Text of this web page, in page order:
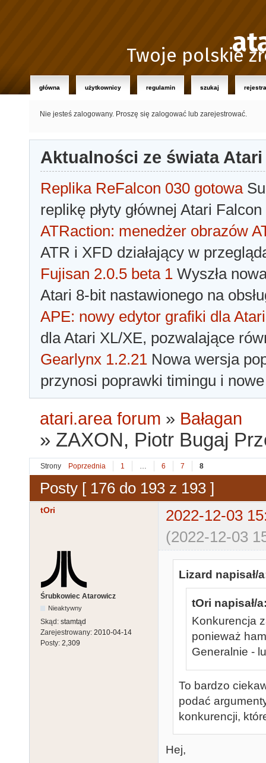
Twoje polskie
główna użytkownicy regulamin szukaj
Nie jesteś zalogowany. Proszę się zalogować lub zarejestrować.
Aktualności ze świata Atari
Replika ReFalcon 030 gotowa
replikę płyty głównej Atari
ATRaction: menedżer obrazów
ATR i XFD działający w
Fujisan 2.0.5 beta 1 Wyszła
Atari 8-bit nastawionego na
APE: nowy edytor grafiki dla Atari
dla Atari XL/XE, pozwalające
Gearlynx 1.2.21 Nowa wersja
przynosi poprawki timingu i
atari.area forum » Bałagan
» ZAXON, Piotr Bugaj
Strony Poprzednia 1 … 6 7 8
Posty [ 176 do 193 z 193 ]
tOri
2022-12-03
(2022-12-03
Śrubkowiec Atarowicz
Nieaktywny
Skąd: stamtąd
Zarejestrowany: 2010-04-14
Posty: 2,309
Lizard napisał/
tOri napisał/
Konkurencja
ponieważ
Generalnie -
To bardzo
podać
konkurencji,
Hej,